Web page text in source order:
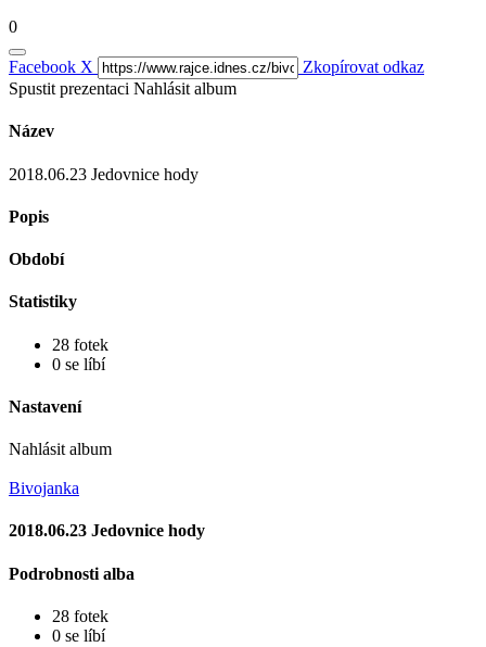
0
Facebook X
Zkopírovat odkaz
Spustit prezentaci Nahlásit album
Název
2018.06.23 Jedovnice hody
Popis
Období
Statistiky
28 fotek
0 se líbí
Nastavení
Nahlásit album
Bivojanka
2018.06.23 Jedovnice hody
Podrobnosti alba
28 fotek
0 se líbí